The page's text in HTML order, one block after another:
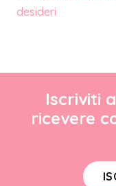
desideri
Iscriviti
ricevere